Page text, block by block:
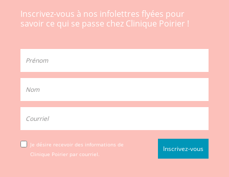
Inscrivez-vous à nos infolettres flyées pour
savoir ce qui se passe chez Clinique Poirier !
Je désire recevoir des informations de
Clinique Poirier par courriel.